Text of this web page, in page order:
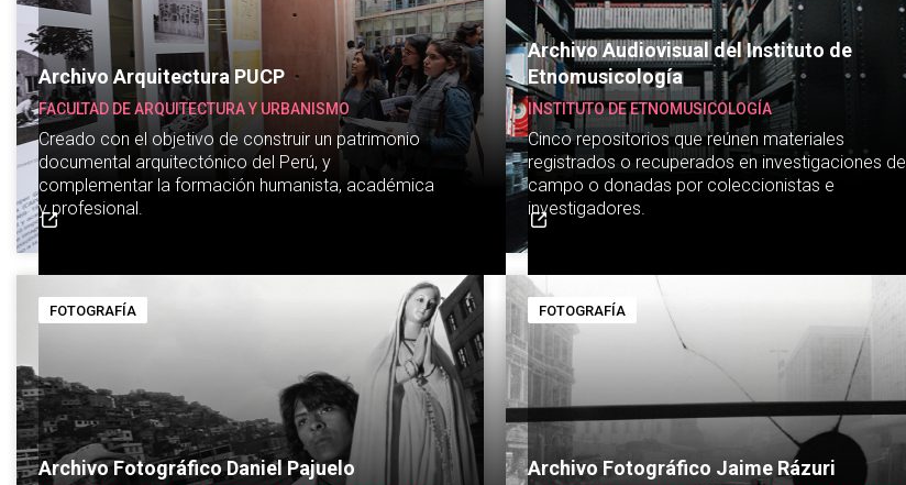
Archivo Arquitectura PUCP
FACULTAD DE ARQUITECTURA Y URBANISMO
Creado con el objetivo de construir un patrimonio
documental arquitectónico del Perú, y
complementar la formación humanista, académica
y profesional.
Archivo Audiovisual del Instituto de
Etnomusicología
INSTITUTO DE ETNOMUSICOLOGÍA
Cinco repositorios que reúnen materiales
registrados o recuperados en investigaciones de
campo o donadas por coleccionistas e
investigadores.
Archivo Fotográfico Daniel Pajuelo
FOTOGRAFÍA
Archivo Fotográfico Jaime Rázuri
FOTOGRAFÍA